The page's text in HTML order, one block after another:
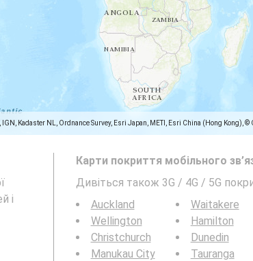
Kadaster NL, Ordnance Survey, Esri Japan, METI, Esri China (Hong Kong),
і
Карти покриття мобільного
Дивіться також 3G / 4G / 5G
Auckland
Wellington
Christchurch
Manukau City
Waitakere
Hamilton
Dunedin
Tauranga